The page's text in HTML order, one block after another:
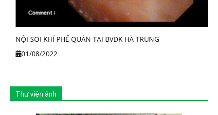
NỘI SOI KHÍ PHẾ QUẢN TẠI BVĐK HÀ TRUNG
01/08/2022
Thư viện ảnh